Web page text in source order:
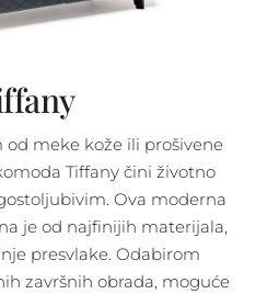
od meke kože ili prošivene
Tiffany čini životno
Ova moderna
je od najfinijih materijala,
presvlake. Odabirom
završnih obrada, moguće